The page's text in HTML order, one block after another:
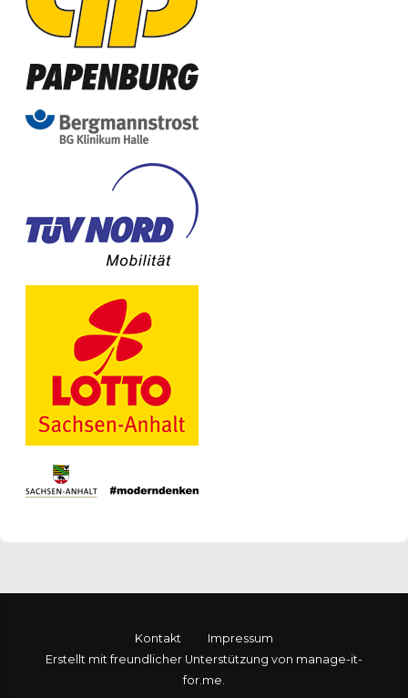
Kontakt
Impressum
Erstellt mit freundlicher Unterstützung von manage-it-
for.me.